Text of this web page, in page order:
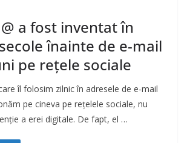
a fost inventat în
înainte de e-mail
pe rețele sociale
îl folosim zilnic în adresele de e-mail
pe cineva pe rețelele sociale, nu
a erei digitale. De fapt, el …